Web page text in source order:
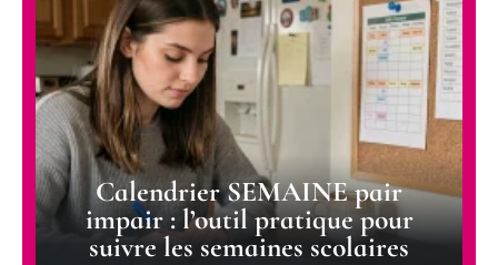
Calendrier SEMAINE pair
impair : l’outil pratique pour
suivre les semaines scolaires